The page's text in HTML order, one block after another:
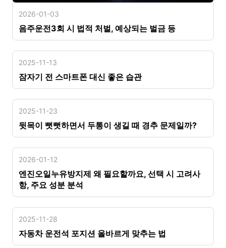
2026-01-03
음주운전3회 시 법적 처벌, 예상되는 벌금 등
2025-11-13
잠자기 전 스마트폰 대신 좋은 습관
2025-11-23
뒷목이 뻣뻣하면서 두통이 생길 때 경추 문제일까?
2026-01-12
엔진오일누유방지제 왜 필요할까요, 선택 시 고려사
항, 주요 성분 분석
2025-11-28
자동차 운전석 포지션 올바르게 맞추는 법